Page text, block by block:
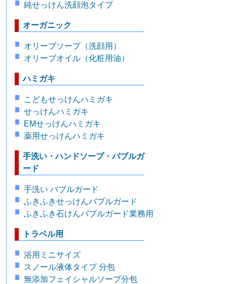
純せっけん洗顔泡タイプ
オーガニック
オリーブソープ（洗顔用）
オリーブオイル（化粧用油）
ハミガキ
こどもせっけんハミガキ
せっけんハミガキ
EMせっけんハミガキ
薬用せっけんハミガキ
手洗い・ハンドソープ・バブルガ
ード
手洗い バブルガード
ふきふきせっけんバブルガード
ふきふき石けんバブルガード業務用
トラベル用
浴用ミニサイズ
スノール液体タイプ 分包
無添加フェイシャルソープ分包